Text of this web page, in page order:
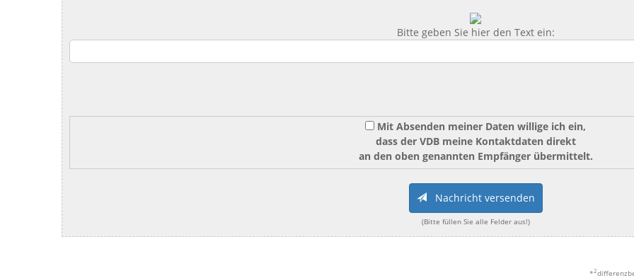
Bitte geben Sie hier den Text ein:
Mit Absenden meiner Daten willige ich ein,
dass der VDB meine Kontaktdaten direkt
an den oben genannten Empfänger übermittelt.
Nachricht versenden
(Bitte füllen Sie alle Felder aus!)
*2